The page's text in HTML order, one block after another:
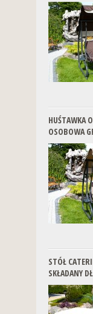
HUŚTAWKA
OSOBOWA
STÓŁ
SKŁADANY